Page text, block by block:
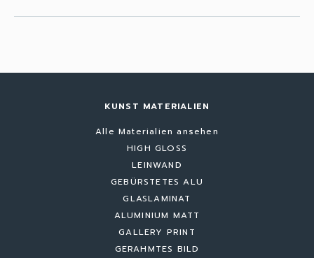
KUNST MATERIALIEN
Alle Materialien ansehen
HIGH GLOSS
LEINWAND
GEBÜRSTETES ALU
GLASLAMINAT
ALUMINIUM MATT
GALLERY PRINT
GERAHMTES BILD